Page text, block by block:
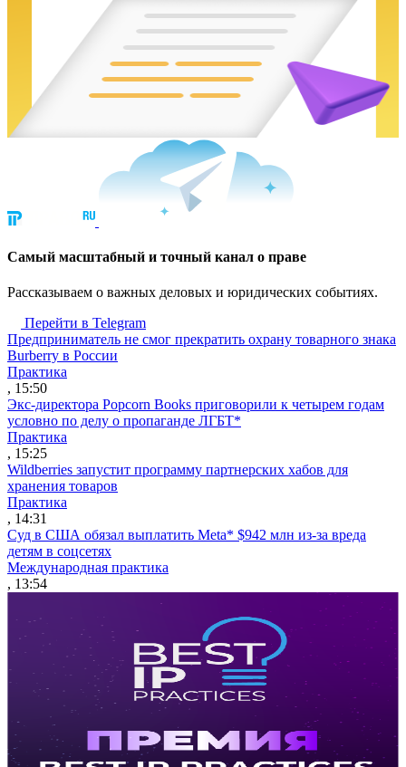
Cамый масштабный и точный канал о праве
Рассказываем о важных деловых и юридических событиях.
Перейти в Telegram
Предприниматель не смог прекратить охрану товарного знака
Burberry в России
Практика
, 15:50
Экс-директора Popcorn Books приговорили к четырем годам
условно по делу о пропаганде ЛГБТ*
Практика
, 15:25
Wildberries запустит программу партнерских хабов для
хранения товаров
Практика
, 14:31
Суд в США обязал выплатить Meta* $942 млн из-за вреда
детям в соцсетях
Международная практика
, 13:54